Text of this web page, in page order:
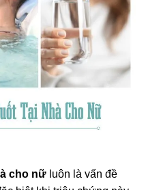
cho nữ luôn là vấn đề